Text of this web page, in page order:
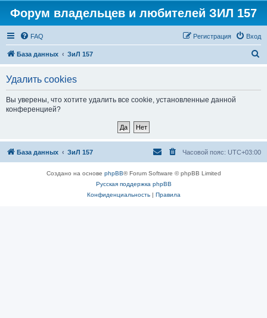
Форум владельцев и любителей ЗИЛ 157
FAQ Вход
Регистрация
База данных ЗиЛ 157
Удалить cookies
Вы уверены, что хотите удалить все cookie, установленные данной
конференцией?
База данных ЗиЛ 157 Часовой пояс: UTC+03:00
Создано на основе phpBB® Forum Software © phpBB Limited
Русская поддержка phpBB
Конфиденциальность| Правила